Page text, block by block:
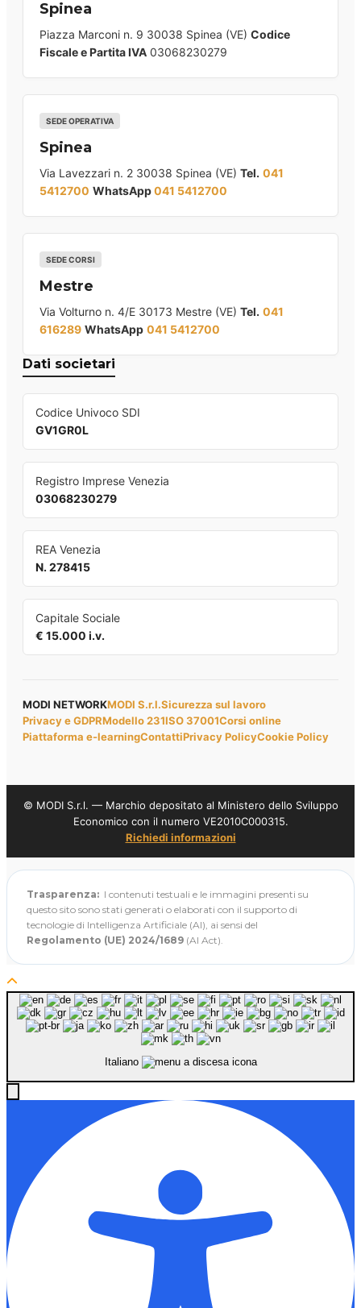
Spinea
Piazza Marconi n. 9 30038 Spinea (VE) Codice
Fiscale e Partita IVA 03068230279
SEDE OPERATIVA
Spinea
Via Lavezzari n. 2 30038 Spinea (VE) Tel. 041
5412700 WhatsApp041 5412700
SEDE CORSI
Mestre
Via Volturno n. 4/E 30173 Mestre (VE) Tel. 041
616289 WhatsApp 041 5412700
Dati societari
Codice Univoco SDI
GV1GR0L
Registro Imprese Venezia
03068230279
REA Venezia
N. 278415
Capitale Sociale
€ 15.000 i.v.
MODI NETWORKMODI S.r.l.Sicurezza sul lavoro
Privacy e GDPRModello 231ISO 37001Corsi online
Piattaforma e-learningContattiPrivacy PolicyCookie Policy
© MODI S.r.l. — Marchio depositato al Ministero dello Sviluppo
Economico con il numero VE2010C000315.
Richiedi informazioni
Trasparenza: I contenuti testuali e le immagini presenti su
questo sito sono stati generati o elaborati con il supporto di
tecnologie di Intelligenza Artificiale (AI), ai sensi del
Regolamento (UE) 2024/1689 (AI Act).
Italiano